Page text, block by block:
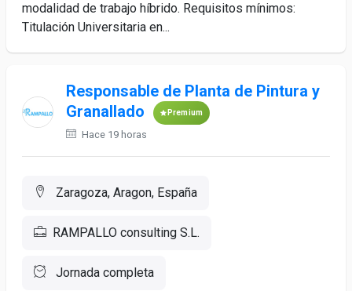
modalidad de trabajo híbrido. Requisitos mínimos:
Titulación Universitaria en...
Responsable de Planta de Pintura y
Granallado
Premium
Hace 19 horas
Zaragoza, Aragon, España
RAMPALLO consulting S.L.
Jornada completa